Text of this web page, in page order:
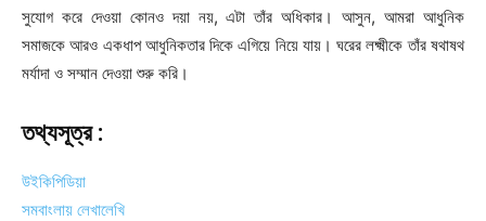
সুযোগ করে দেওয়া কোনও দয়া নয়, এটা তাঁর অধিকার। আসুন, আমরা আধুনিক
সমাজকে আরও একধাপ আধুনিকতার দিকে এগিয়ে নিয়ে যায়। ঘরের লক্ষ্মীকে তাঁর ষথাষথ
মর্যাদা ও সম্মান দেওয়া শুরু করি।
তথ্যসূত্র :
উইকিপিডিয়া
সমবাংলায় লেখালেখি